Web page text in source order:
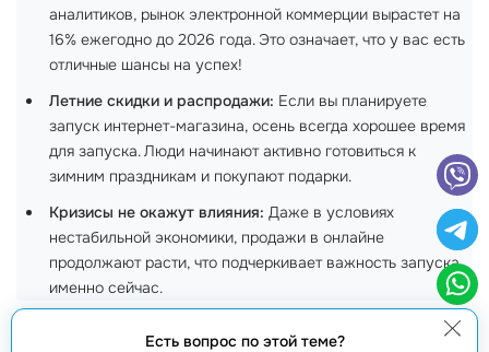
аналитиков, рынок электронной коммерции вырастет на
16% ежегодно до 2026 года. Это означает, что у вас есть
отличные шансы на успех!
Летние скидки и распродажи: Если вы планируете
запуск интернет-магазина, осень всегда хорошее время
для запуска. Люди начинают активно готовиться к
зимним праздникам и покупают подарки.
Кризисы не окажут влияния: Даже в условиях
нестабильной экономики, продажи в онлайне
продолжают расти, что подчеркивает важность запуска
именно сейчас.
Прогнозы на будущееЕсть вопрос по этой теме?